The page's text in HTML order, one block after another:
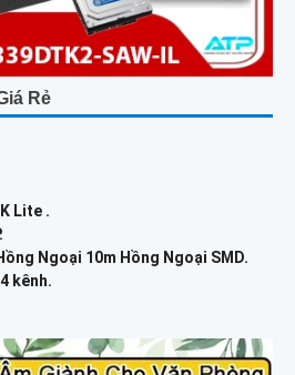
Rẻ
Lite .
Ngoại 10m Hồng Ngoại SMD.
kênh.